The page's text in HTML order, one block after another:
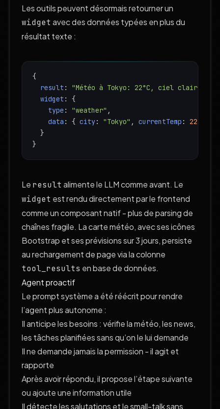
Les outils peuvent désormais retourner un
widget avec des données typées en plus du
résultat texte :
{
result : "Météo à Tokyo: 22°C, ciel clair.
widget : {
type : "weather" ,
data : { city: "Tokyo" , currentTemp : 22
  }
}
Le result alimente le LLM comme avant. Le
widget est rendu directement par le frontend
comme un composant natif - plus de parsing de
chaînes fragile. La carte météo, avec ses icônes
Bootstrap et ses prévisions sur 3 jours, persiste
au rechargement de page via la colonne
tool_results en base de données.
Agent proactif
Le prompt système a été réécrit pour rendre
l’agent plus autonome :
Il anticipe les besoins : vérifie la météo, les news,
les tâches planifiées sans qu’on le lui demande
Il ne demande jamais la permission - il agit et
rapporte
Après avoir répondu, il propose l’étape suivante
ou ajoute une information utile
Il détecte les salutations et le small-talk sans